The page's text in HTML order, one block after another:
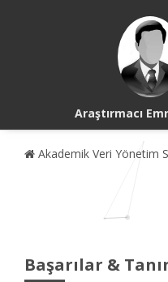
Araştırmacı
Akademik Veri Yönetim
Başarılar &